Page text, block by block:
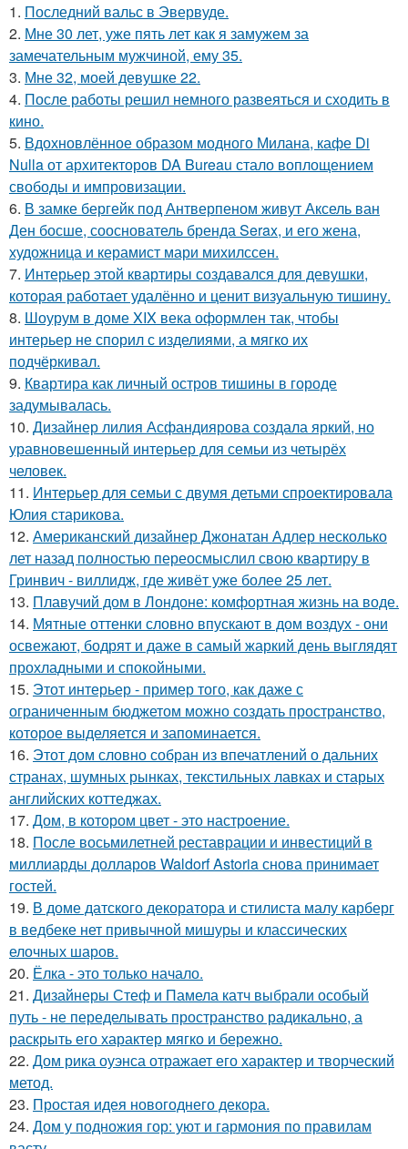
1. Последний вальс в Эвервуде.
2. Мне 30 лет, уже пять лет как я замужем за
замечательным мужчиной, ему 35.
3. Мне 32, моей девушке 22.
4. После работы решил немного развеяться и сходить в
кино.
5. Вдохновлённое образом модного Милана, кафе Di
Nulla от архитекторов DA Bureau стало воплощением
свободы и импровизации.
6. В замке бергейк под Антверпеном живут Аксель ван
Ден босше, сооснователь бренда Serax, и его жена,
художница и керамист мари михилссен.
7. Интерьер этой квартиры создавался для девушки,
которая работает удалённо и ценит визуальную тишину.
8. Шоурум в доме XIX века оформлен так, чтобы
интерьер не спорил с изделиями, а мягко их
подчёркивал.
9. Квартира как личный остров тишины в городе
задумывалась.
10. Дизайнер лилия Асфандиярова создала яркий, но
уравновешенный интерьер для семьи из четырёх
человек.
11. Интерьер для семьи с двумя детьми спроектировала
Юлия старикова.
12. Американский дизайнер Джонатан Адлер несколько
лет назад полностью переосмыслил свою квартиру в
Гринвич - виллидж, где живёт уже более 25 лет.
13. Плавучий дом в Лондоне: комфортная жизнь на воде.
14. Мятные оттенки словно впускают в дом воздух - они
освежают, бодрят и даже в самый жаркий день выглядят
прохладными и спокойными.
15. Этот интерьер - пример того, как даже с
ограниченным бюджетом можно создать пространство,
которое выделяется и запоминается.
16. Этот дом словно собран из впечатлений о дальних
странах, шумных рынках, текстильных лавках и старых
английских коттеджах.
17. Дом, в котором цвет - это настроение.
18. После восьмилетней реставрации и инвестиций в
миллиарды долларов Waldorf Astoria снова принимает
гостей.
19. В доме датского декоратора и стилиста малу карберг
в ведбеке нет привычной мишуры и классических
елочных шаров.
20. Ёлка - это только начало.
21. Дизайнеры Стеф и Памела катч выбрали особый
путь - не переделывать пространство радикально, а
раскрыть его характер мягко и бережно.
22. Дом рика оуэнса отражает его характер и творческий
метод.
23. Простая идея новогоднего декора.
24. Дом у подножия гор: уют и гармония по правилам